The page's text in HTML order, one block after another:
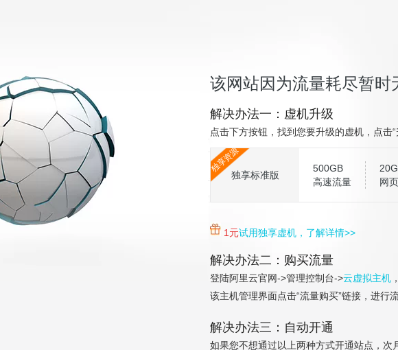
该网站因为流量耗尽暂时
解决办法一：虚机升级
点击下方按钮，找到您要升级的虚机，点击
独享资源
独享标准版
500GB
高速流量
网
1元试用独享虚机，了解详情>>
解决办法二：购买流量
登陆阿里云官网->管理控制台->云虚拟主机
该主机管理界面点击“流量购买”链接，进行
解决办法三：自动开通
如果您不想通过以上两种方式开通站点，次